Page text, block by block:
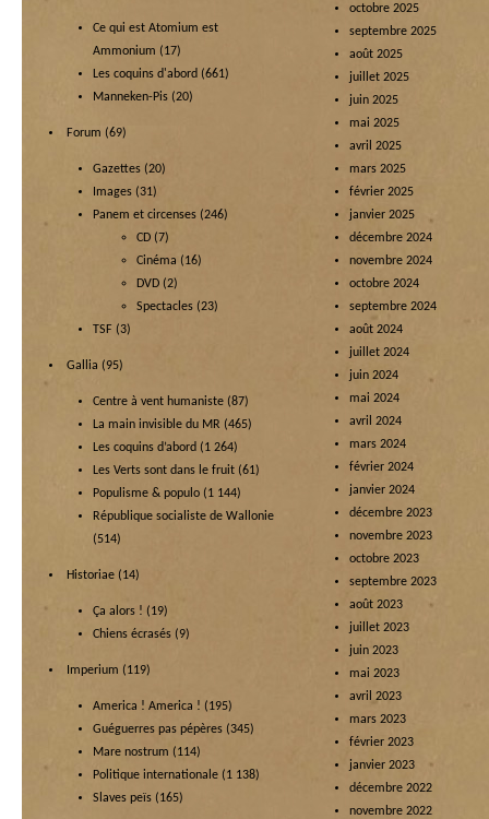
Ce qui est Atomium est
Ammonium (17)
Les coquins d'abord (661)
Manneken-Pis (20)
Forum (69)
Gazettes (20)
Images (31)
Panem et circenses (246)
CD (7)
Cinéma (16)
DVD (2)
Spectacles (23)
TSF (3)
Gallia (95)
Centre à vent humaniste (87)
La main invisible du MR (465)
Les coquins d’abord (1 264)
Les Verts sont dans le fruit (61)
Populisme & populo (1 144)
République socialiste de Wallonie
(514)
Historiae (14)
Ça alors ! (19)
Chiens écrasés (9)
Imperium (119)
America ! America ! (195)
Guéguerres pas pépères (345)
Mare nostrum (114)
Politique internationale (1 138)
Slaves peïs (165)
octobre 2025
septembre 2025
août 2025
juillet 2025
juin 2025
mai 2025
avril 2025
mars 2025
février 2025
janvier 2025
décembre 2024
novembre 2024
octobre 2024
septembre 2024
août 2024
juillet 2024
juin 2024
mai 2024
avril 2024
mars 2024
février 2024
janvier 2024
décembre 2023
novembre 2023
octobre 2023
septembre 2023
août 2023
juillet 2023
juin 2023
mai 2023
avril 2023
mars 2023
février 2023
janvier 2023
décembre 2022
novembre 2022